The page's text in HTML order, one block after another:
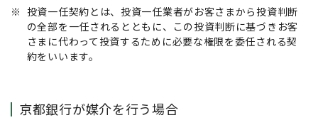
※ 投資一任契約とは、投資一任業者がお客さまから投資判断
の全部を一任されるとともに、この投資判断に基づきお客
さまに代わって投資するために必要な権限を委任される契
約をいいます。
京都銀行が媒介を行う場合